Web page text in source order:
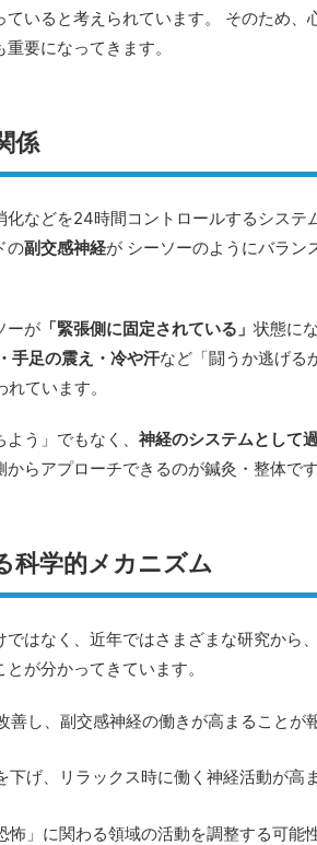
いると考えられています。 そのため、
重要になってきます。
係
などを24時間コントロールするシステ
の副交感神経が シーソーのようにバラン
ーが 「緊張側に固定されている」 状態に
手足の震え・冷や汗など「闘うか逃げる
ています。
う」でもなく、 神経のシステムとして
らアプローチできるのが鍼灸・整体です
科学的メカニズム
はなく、近年ではさまざまな研究から、
が分かってきています。
善し、副交感神経の働きが高まることが
下げ、リラックス時に働く神経活動が高
」に関わる領域の活動を調整する可能